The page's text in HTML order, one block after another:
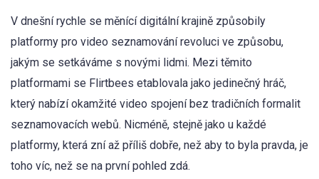
V dnešní rychle se měnící digitální krajině způsobily
platformy pro video seznamování revoluci ve způsobu,
jakým se setkáváme s novými lidmi. Mezi těmito
platformami se Flirtbees etablovala jako jedinečný hráč,
který nabízí okamžité video spojení bez tradičních formalit
seznamovacích webů. Nicméně, stejně jako u každé
platformy, která zní až příliš dobře, než aby to byla pravda, je
toho víc, než se na první pohled zdá.